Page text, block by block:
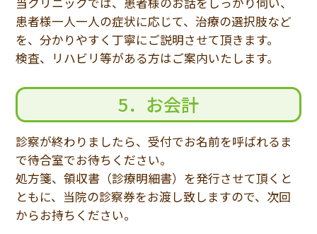
患者様一人一人の症状に応じて、治療の選択肢など
を、分かりやすく丁寧にご説明させて頂きます。
検査、リハビリ等がある方はご案内いたします。
5．お会計
診察が終わりましたら、受付でお名前を呼ばれるま
で待合室でお待ちください。
処方箋、領収書（診療明細書）を発行させて頂くと
ともに、当院の診察券をお渡し致しますので、次回
からお持ちください。